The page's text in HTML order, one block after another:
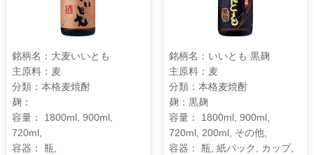
銘柄名：大麦いいとも
主原料：麦
分類：本格麦焼酎
麹：
容量： 1800ml, 900ml,
720ml,
容器： 瓶,
銘柄名：いいとも 黒麹
主原料：麦
分類：本格麦焼酎
麹：黒麹
容量： 1800ml, 900ml,
720ml, 200ml, その他,
容器： 瓶, 紙パック, カップ,